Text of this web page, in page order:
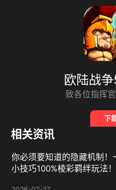
欧陆战
下
相关资讯
你必须要知道的隐藏机制！
小技巧100%棱彩羁绊玩法！